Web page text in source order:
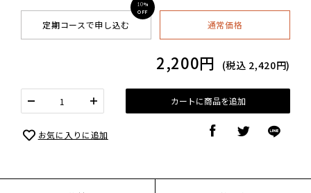
10%
OFF
定期コースで申し込む 通常価格
2,200円 (税込 2,420円)
カートに商品を追加
お気に入りに追加